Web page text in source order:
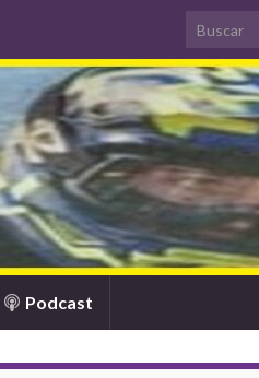
Search for:
Podcast